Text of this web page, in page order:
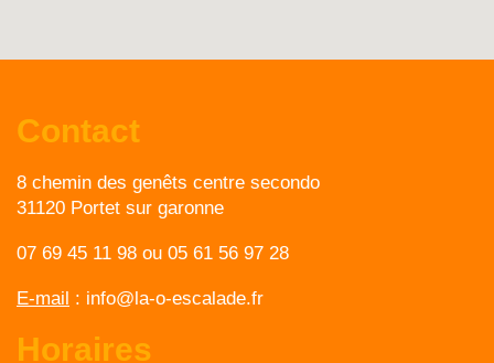
Contact
8 chemin des genêts centre secondo
31120 Portet sur garonne
07 69 45 11 98 ou 05 61 56 97 28
E-mail : info@la-o-escalade.fr
Horaires